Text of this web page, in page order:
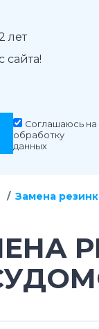
лет
Соглашаюсь на
обработку
данных
Замена